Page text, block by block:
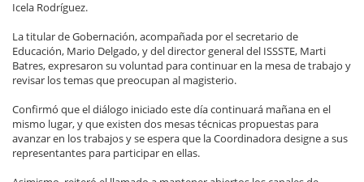
Icela Rodríguez.
La titular de Gobernación, acompañada por el secretario de
Educación, Mario Delgado, y del director general del ISSSTE, Marti
Batres, expresaron su voluntad para continuar en la mesa de trabajo y
revisar los temas que preocupan al magisterio.
Confirmó que el diálogo iniciado este día continuará mañana en el
mismo lugar, y que existen dos mesas técnicas propuestas para
avanzar en los trabajos y se espera que la Coordinadora designe a sus
representantes para participar en ellas.